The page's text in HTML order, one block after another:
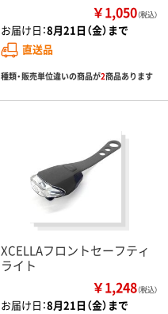
￥1,050（税込）
お届け日：8月21日（金）まで
直送品
種類・販売単位違いの商品が2商品あります
XCELLAフロントセーフティ
ライト
￥1,248（税込）
お届け日：8月21日（金）まで